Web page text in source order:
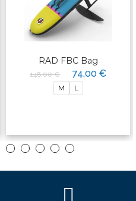
RAD FBC Bag
148,00 € 74,00 €
M L